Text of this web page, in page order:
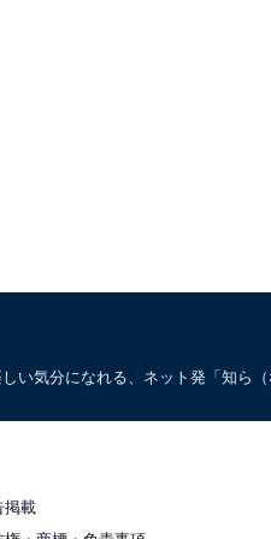
気分になれる、ネット発「知ら（
掲載